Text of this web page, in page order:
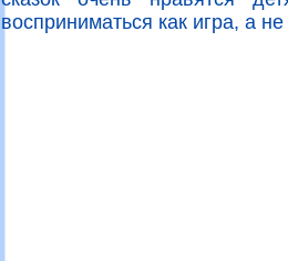
восприниматься как игра, а